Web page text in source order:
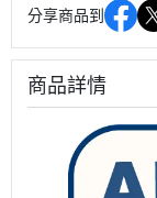
分享商品到
商品詳情